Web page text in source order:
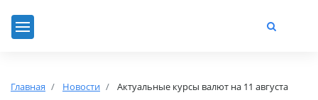
Главная Новости Актуальные курсы валют на 11 августа